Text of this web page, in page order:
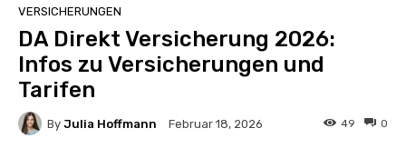
VERSICHERUNGEN
DA Direkt Versicherung 2026:
Infos zu Versicherungen und
Tarifen
By Julia Hoffmann Februar 18, 2026 0
49